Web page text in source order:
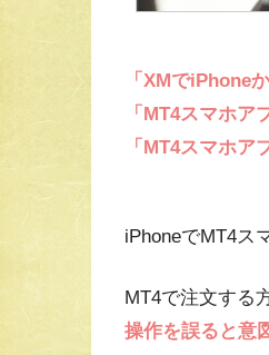
「XMでiPhone
「MT4スマホア
「MT4スマホア
iPhoneでMT4ス
MT4で注文する
操作を誤ると意